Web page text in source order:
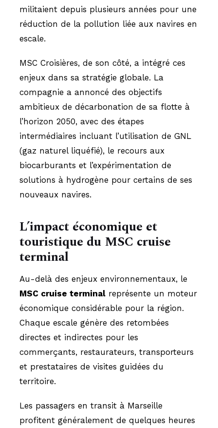
militaient depuis plusieurs années pour une
réduction de la pollution liée aux navires en
escale.
MSC Croisières, de son côté, a intégré ces
enjeux dans sa stratégie globale. La
compagnie a annoncé des objectifs
ambitieux de décarbonation de sa flotte à
l’horizon 2050, avec des étapes
intermédiaires incluant l’utilisation de GNL
(gaz naturel liquéfié), le recours aux
biocarburants et l’expérimentation de
solutions à hydrogène pour certains de ses
nouveaux navires.
L’impact économique et
touristique du MSC cruise
terminal
Au-delà des enjeux environnementaux, le
MSC cruise terminal représente un moteur
économique considérable pour la région.
Chaque escale génère des retombées
directes et indirectes pour les
commerçants, restaurateurs, transporteurs
et prestataires de visites guidées du
territoire.
Les passagers en transit à Marseille
profitent généralement de quelques heures